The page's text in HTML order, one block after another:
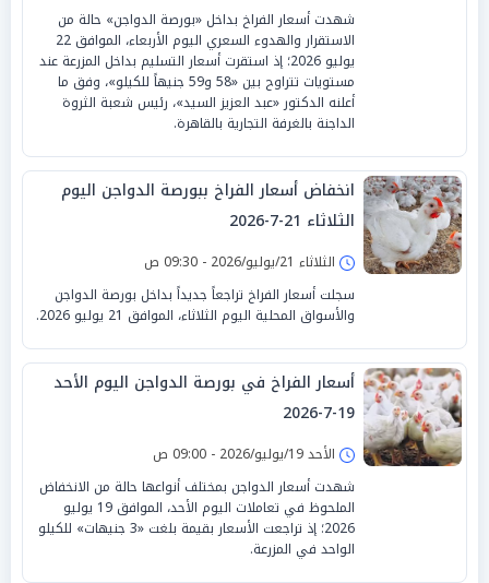
شهدت أسعار الفراخ بداخل «بورصة الدواجن» حالة من
الاستقرار والهدوء السعري اليوم الأربعاء، الموافق 22
يوليو 2026؛ إذ استقرت أسعار التسليم بداخل المزرعة عند
مستويات تتراوح بين «58 و59 جنيهاً للكيلو»، وفق ما
أعلنه الدكتور «عبد العزيز السيد»، رئيس شعبة الثروة
الداجنة بالغرفة التجارية بالقاهرة.
انخفاض أسعار الفراخ ببورصة الدواجن اليوم
الثلاثاء 21-7-2026
الثلاثاء 21/يوليو/2026 - 09:30 ص
سجلت أسعار الفراخ تراجعاً جديداً بداخل بورصة الدواجن
والأسواق المحلية اليوم الثلاثاء، الموافق 21 يوليو 2026.
أسعار الفراخ في بورصة الدواجن اليوم الأحد
19-7-2026
الأحد 19/يوليو/2026 - 09:00 ص
شهدت أسعار الدواجن بمختلف أنواعها حالة من الانخفاض
الملحوظ في تعاملات اليوم الأحد، الموافق 19 يوليو
2026؛ إذ تراجعت الأسعار بقيمة بلغت «3 جنيهات» للكيلو
الواحد في المزرعة.